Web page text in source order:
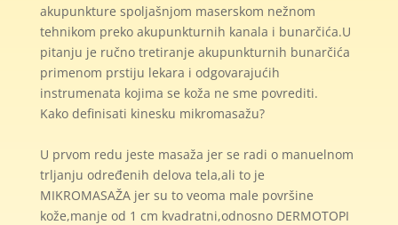
akupunkture spoljašnjom maserskom nežnom
tehnikom preko akupunkturnih kanala i bunarčića.U
pitanju je ručno tretiranje akupunkturnih bunarčića
primenom prstiju lekara i odgovarajućih
instrumenata kojima se koža ne sme povrediti.
Kako definisati kinesku mikromasažu?
U prvom redu jeste masaža jer se radi o manuelnom
trljanju određenih delova tela,ali to je
MIKROMASAŽA jer su to veoma male površine
kože,manje od 1 cm kvadratni,odnosno DERMOTOPI